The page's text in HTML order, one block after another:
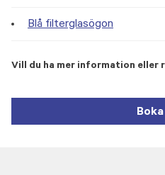
Blå filterglasögon
Vill du ha mer information eller